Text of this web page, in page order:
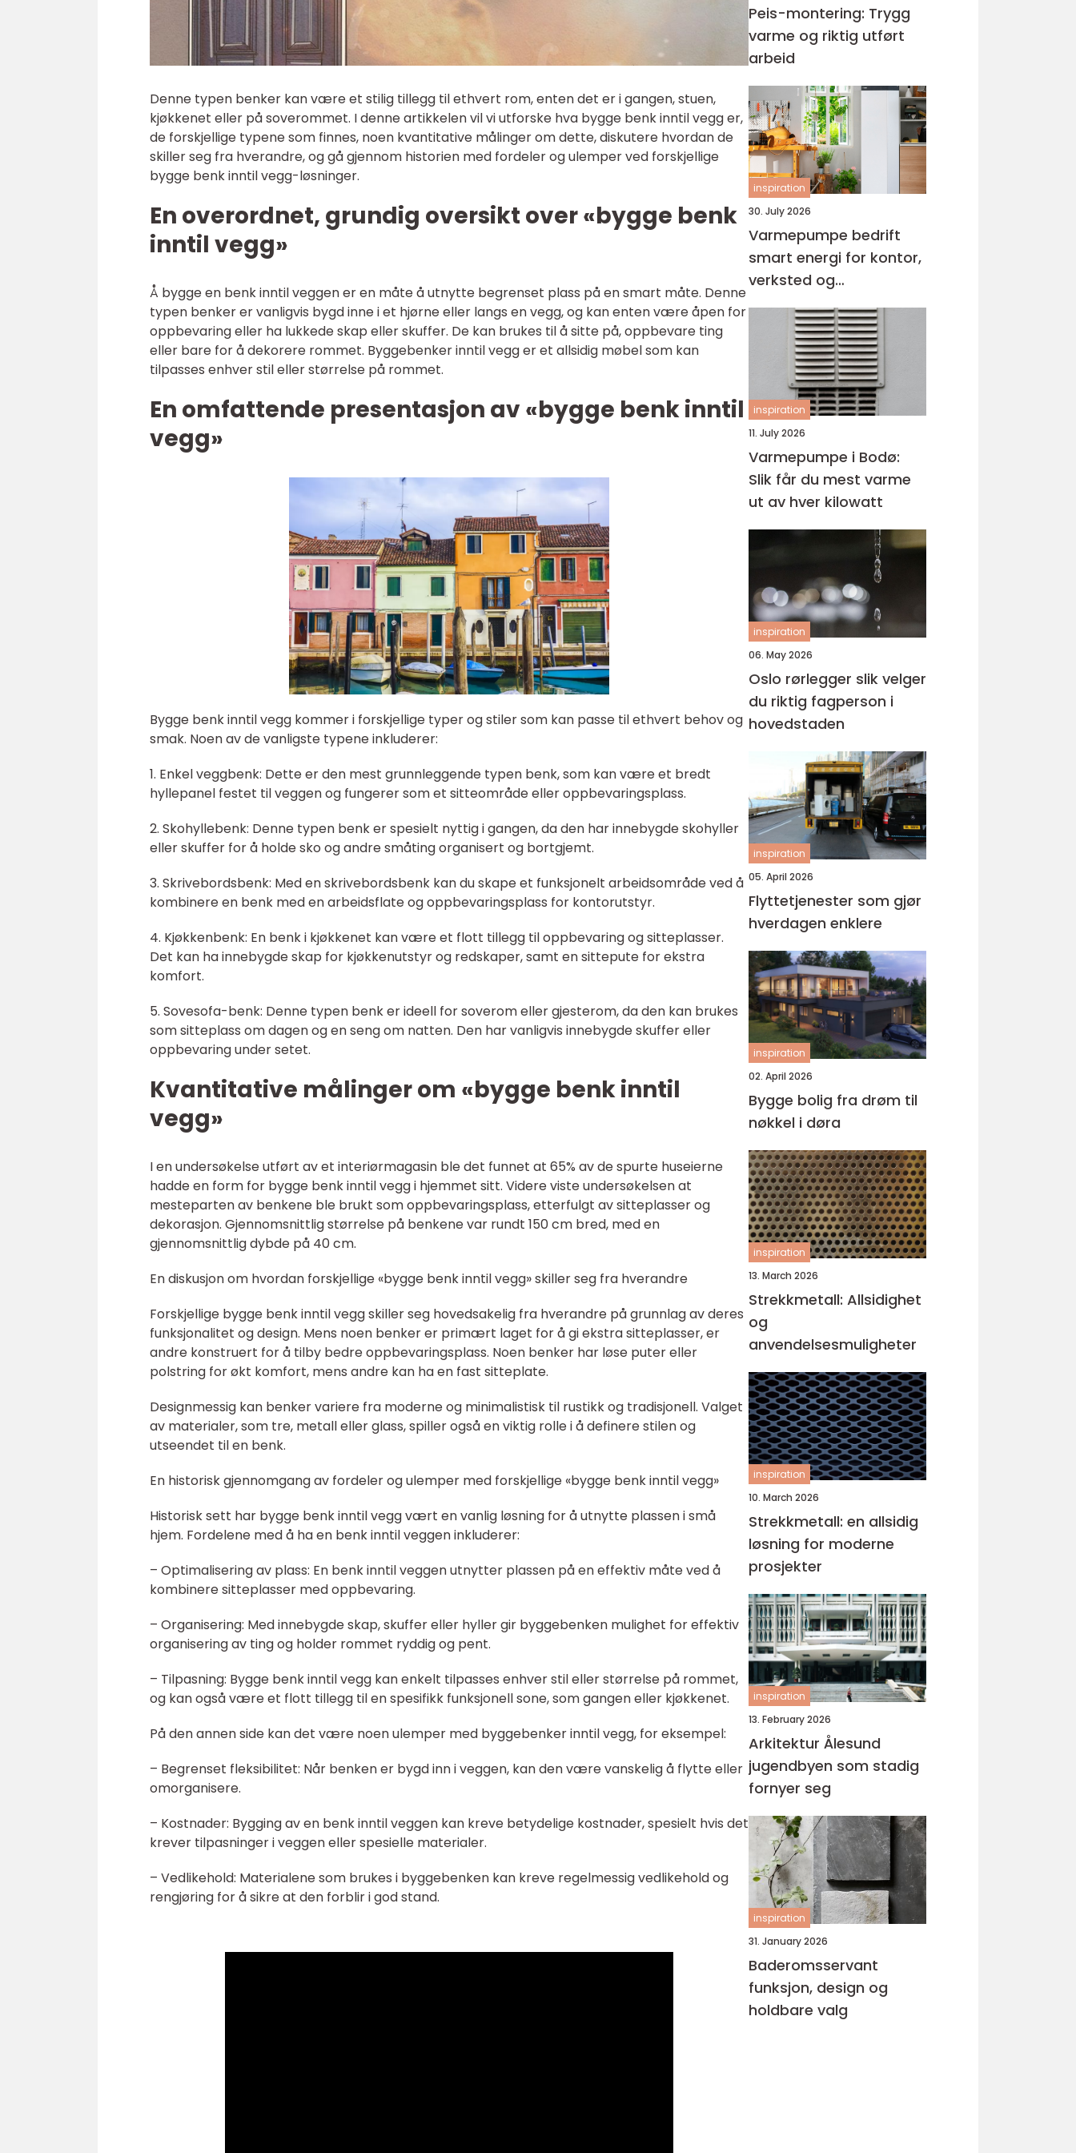
Denne typen benker kan være et stilig tillegg til ethvert rom, enten det er i gangen, stuen,
kjøkkenet eller på soverommet. I denne artikkelen vil vi utforske hva bygge benk inntil vegg er,
de forskjellige typene som finnes, noen kvantitative målinger om dette, diskutere hvordan de
skiller seg fra hverandre, og gå gjennom historien med fordeler og ulemper ved forskjellige
bygge benk inntil vegg-løsninger.
En overordnet, grundig oversikt over «bygge benk
inntil vegg»
Å bygge en benk inntil veggen er en måte å utnytte begrenset plass på en smart måte. Denne
typen benker er vanligvis bygd inne i et hjørne eller langs en vegg, og kan enten være åpen for
oppbevaring eller ha lukkede skap eller skuffer. De kan brukes til å sitte på, oppbevare ting
eller bare for å dekorere rommet. Byggebenker inntil vegg er et allsidig møbel som kan
tilpasses enhver stil eller størrelse på rommet.
En omfattende presentasjon av «bygge benk inntil
vegg»
Bygge benk inntil vegg kommer i forskjellige typer og stiler som kan passe til ethvert behov og
smak. Noen av de vanligste typene inkluderer:
1. Enkel veggbenk: Dette er den mest grunnleggende typen benk, som kan være et bredt
hyllepanel festet til veggen og fungerer som et sitteområde eller oppbevaringsplass.
2. Skohyllebenk: Denne typen benk er spesielt nyttig i gangen, da den har innebygde skohyller
eller skuffer for å holde sko og andre småting organisert og bortgjemt.
3. Skrivebordsbenk: Med en skrivebordsbenk kan du skape et funksjonelt arbeidsområde ved å
kombinere en benk med en arbeidsflate og oppbevaringsplass for kontorutstyr.
4. Kjøkkenbenk: En benk i kjøkkenet kan være et flott tillegg til oppbevaring og sitteplasser.
Det kan ha innebygde skap for kjøkkenutstyr og redskaper, samt en sittepute for ekstra
komfort.
5. Sovesofa-benk: Denne typen benk er ideell for soverom eller gjesterom, da den kan brukes
som sitteplass om dagen og en seng om natten. Den har vanligvis innebygde skuffer eller
oppbevaring under setet.
Kvantitative målinger om «bygge benk inntil
vegg»
I en undersøkelse utført av et interiørmagasin ble det funnet at 65% av de spurte huseierne
hadde en form for bygge benk inntil vegg i hjemmet sitt. Videre viste undersøkelsen at
mesteparten av benkene ble brukt som oppbevaringsplass, etterfulgt av sitteplasser og
dekorasjon. Gjennomsnittlig størrelse på benkene var rundt 150 cm bred, med en
gjennomsnittlig dybde på 40 cm.
En diskusjon om hvordan forskjellige «bygge benk inntil vegg» skiller seg fra hverandre
Forskjellige bygge benk inntil vegg skiller seg hovedsakelig fra hverandre på grunnlag av deres
funksjonalitet og design. Mens noen benker er primært laget for å gi ekstra sitteplasser, er
andre konstruert for å tilby bedre oppbevaringsplass. Noen benker har løse puter eller
polstring for økt komfort, mens andre kan ha en fast sitteplate.
Designmessig kan benker variere fra moderne og minimalistisk til rustikk og tradisjonell. Valget
av materialer, som tre, metall eller glass, spiller også en viktig rolle i å definere stilen og
utseendet til en benk.
En historisk gjennomgang av fordeler og ulemper med forskjellige «bygge benk inntil vegg»
Historisk sett har bygge benk inntil vegg vært en vanlig løsning for å utnytte plassen i små
hjem. Fordelene med å ha en benk inntil veggen inkluderer:
– Optimalisering av plass: En benk inntil veggen utnytter plassen på en effektiv måte ved å
kombinere sitteplasser med oppbevaring.
– Organisering: Med innebygde skap, skuffer eller hyller gir byggebenken mulighet for effektiv
organisering av ting og holder rommet ryddig og pent.
– Tilpasning: Bygge benk inntil vegg kan enkelt tilpasses enhver stil eller størrelse på rommet,
og kan også være et flott tillegg til en spesifikk funksjonell sone, som gangen eller kjøkkenet.
På den annen side kan det være noen ulemper med byggebenker inntil vegg, for eksempel:
– Begrenset fleksibilitet: Når benken er bygd inn i veggen, kan den være vanskelig å flytte eller
omorganisere.
– Kostnader: Bygging av en benk inntil veggen kan kreve betydelige kostnader, spesielt hvis det
krever tilpasninger i veggen eller spesielle materialer.
– Vedlikehold: Materialene som brukes i byggebenken kan kreve regelmessig vedlikehold og
rengjøring for å sikre at den forblir i god stand.
Peis-montering: Trygg
varme og riktig utført
arbeid
inspiration
30. July 2026
Varmepumpe bedrift
smart energi for kontor,
verksted og
næringsbygg
inspiration
11. July 2026
Varmepumpe i Bodø:
Slik får du mest varme
ut av hver kilowatt
inspiration
06. May 2026
Oslo rørlegger slik velger
du riktig fagperson i
hovedstaden
inspiration
05. April 2026
Flyttetjenester som gjør
hverdagen enklere
inspiration
02. April 2026
Bygge bolig fra drøm til
nøkkel i døra
inspiration
13. March 2026
Strekkmetall: Allsidighet
og
anvendelsesmuligheter
inspiration
10. March 2026
Strekkmetall: en allsidig
løsning for moderne
prosjekter
inspiration
13. February 2026
Arkitektur Ålesund
jugendbyen som stadig
fornyer seg
inspiration
31. January 2026
Baderomsservant
funksjon, design og
holdbare valg